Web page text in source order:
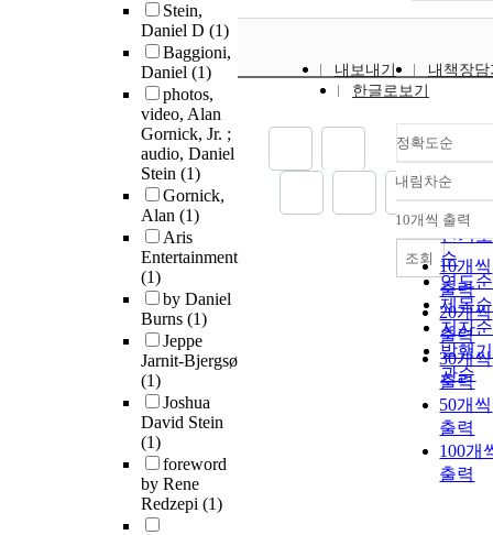
Stein,
Daniel D (1)
Baggioni,
Daniel (1)
photos,
video, Alan
Gornick, Jr. ;
audio, Daniel
Stein (1)
Gornick,
Alan (1)
Aris
Entertainment
(1)
by Daniel
Burns (1)
Jeppe
Jarnit-Bjergsø
(1)
Joshua
David Stein
(1)
foreword
by Rene
Redzepi (1)
내보내기
내책장담
한글로보기
정확도순
정확도
순
인기도
순
연도순
제목순
저자순
발행기
관순
내림차순
내림
10개씩 출력
10개씩
출력
20개씩
출력
30개씩
출력
50개씩
출력
100개
출력
조회